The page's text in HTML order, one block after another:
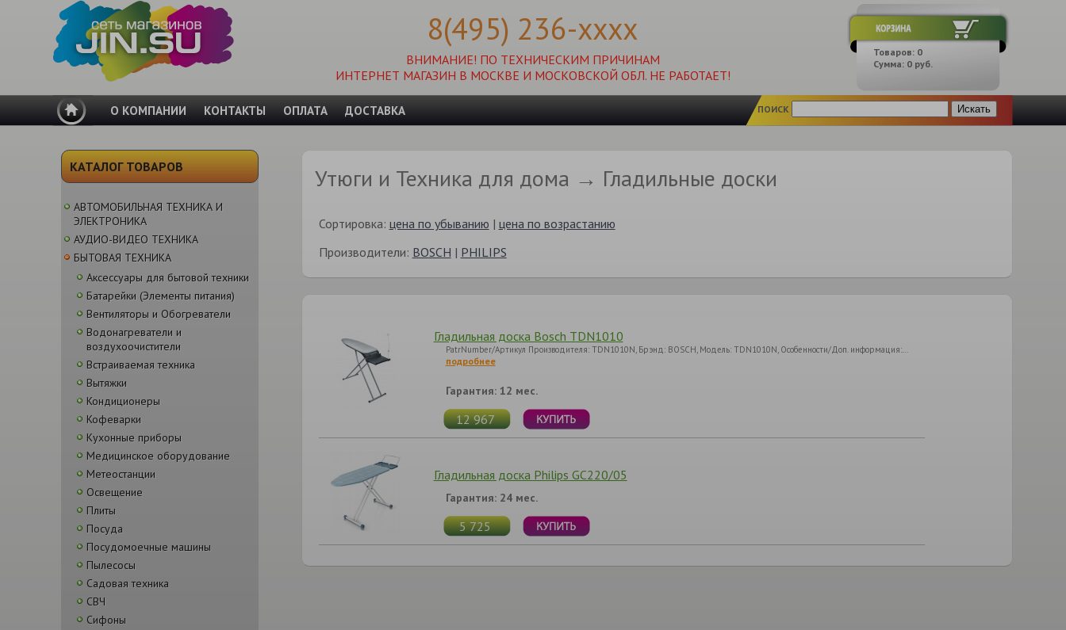
8(495) 236-xxxx
ВНИМАНИЕ! ПО ТЕХНИЧЕСКИМ ПРИЧИНАМ
ИНТЕРНЕТ МАГАЗИН В МОСКВЕ И МОСКОВСКОЙ ОБЛ. НЕ РАБОТАЕТ!
Товаров: 0
Сумма: 0руб.
О КОМПАНИИ КОНТАКТЫ ОПЛАТА ДОСТАВКА ПОИСК
КАТАЛОГ ТОВАРОВ
АВТОМОБИЛЬНАЯ ТЕХНИКА И
ЭЛЕКТРОНИКА
АУДИО-ВИДЕО ТЕХНИКА
БЫТОВАЯ ТЕХНИКА
Аксессуары для бытовой техники
Батарейки (Элементы питания)
Вентиляторы и Обогреватели
Водонагреватели и
воздухоочистители
Встраиваемая техника
Вытяжки
Кондиционеры
Кофеварки
Кухонные приборы
Медицинское оборудование
Метеостанции
Освещение
Плиты
Посуда
Посудомоечные машины
Пылесосы
Садовая техника
СВЧ
Сифоны
Утюги и Техника для дома → Гладильные доски
Сортировка: цена по убыванию | цена по возрастанию
Производители: BOSCH | PHILIPS
Гладильная доска Bosch TDN1010
PatrNumber/Артикул Производителя: TDN1010N, Брэнд: BOSCH, Модель: TDN1010N, Особенности/Доп. информация:…
подробнее
Гарантия: 12 мес.
12 967
Гладильная доска Philips GC220/05
Гарантия: 24 мес.
5 725